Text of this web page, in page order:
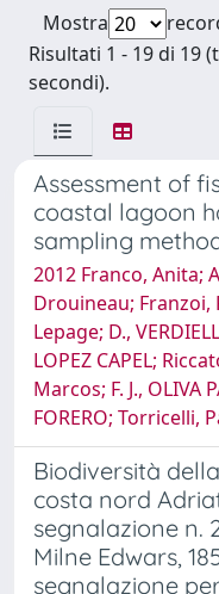
Mostra
Risultati 1 - 19 di 19
secondi).
Assessment of
coastal lagoon
sampling
2012 Franco, Anita;
Drouineau; Franzoi,
Lepage; D.,
LOPEZ CAPEL;
Marcos; F. J., OLIVA
FORERO; Torricelli,
Biodiversità
costa nord
segnalazione n.
Milne Edwars,
segnalazione